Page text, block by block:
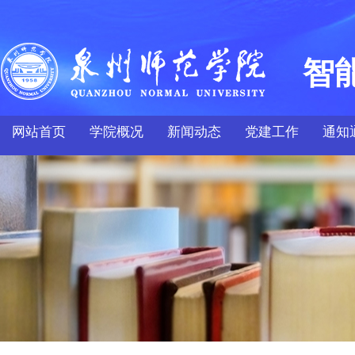
智
网站首页 学院概况 新闻动态 党建工作 通知